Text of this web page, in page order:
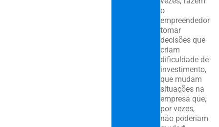
o
empreendedor
tomar
decisões que
criam
dificuldade de
investimento,
que mudam
situações na
empresa que,
por vezes,
não poderiam